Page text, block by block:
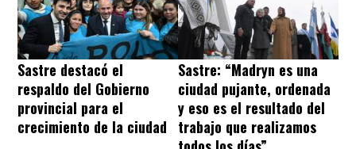
Sastre destacó el
respaldo del Gobierno
provincial para el
crecimiento de la ciudad
Sastre: “Madryn es una
ciudad pujante, ordenada
y eso es el resultado del
trabajo que realizamos